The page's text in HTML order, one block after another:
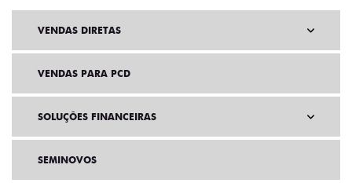
VENDAS DIRETAS
VENDAS PARA PCD
SOLUÇÕES FINANCEIRAS
SEMINOVOS